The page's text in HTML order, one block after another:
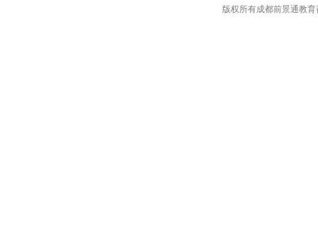
版权所有成都前景通教